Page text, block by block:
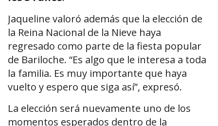
Jaqueline valoró además que la elección de
la Reina Nacional de la Nieve haya
regresado como parte de la fiesta popular
de Bariloche. “Es algo que le interesa a toda
la familia. Es muy importante que haya
vuelto y espero que siga así”, expresó.
La elección será nuevamente uno de los
momentos esperados dentro de la